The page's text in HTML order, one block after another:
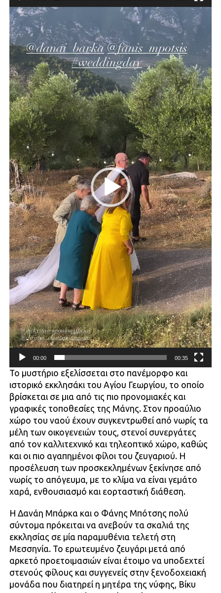
Πρόγραμμα
Αναπαραγωγής
Βίντεο
00:00 00:35
Το μυστήριο εξελίσσεται στο πανέμορφο και
ιστορικό εκκλησάκι του Αγίου Γεωργίου, το οποίο
βρίσκεται σε μια από τις πιο προνομιακές και
γραφικές τοποθεσίες της Μάνης. Στον προαύλιο
χώρο του ναού έχουν συγκεντρωθεί από νωρίς τα
μέλη των οικογενειών τους, στενοί συνεργάτες
από τον καλλιτεχνικό και τηλεοπτικό χώρο, καθώς
και οι πιο αγαπημένοι φίλοι του ζευγαριού. Η
προσέλευση των προσκεκλημένων ξεκίνησε από
νωρίς το απόγευμα, με το κλίμα να είναι γεμάτο
χαρά, ενθουσιασμό και εορταστική διάθεση.
Η Δανάη Μπάρκα και ο Φάνης Μπότσης πολύ
σύντομα πρόκειται να ανεβούν τα σκαλιά της
εκκλησίας σε μία παραμυθένια τελετή στη
Μεσσηνία. Το ερωτευμένο ζευγάρι μετά από
αρκετό προετοιμασιών είναι έτοιμο να υποδεχτεί
στενούς φίλους και συγγενείς στην ξενοδοχειακή
μονάδα που διατηρεί η μητέρα της νύφης, Βίκυ